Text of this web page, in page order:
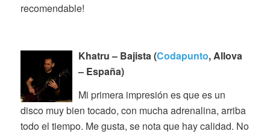
recomendable!
Khatru – Bajista (Codapunto, Allova
– España)
Mi primera impresión es que es un
disco muy bien tocado, con mucha adrenalina, arriba
todo el tiempo. Me gusta, se nota que hay calidad. No